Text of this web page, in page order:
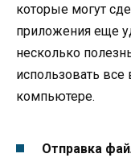
которые могут
приложения еще
несколько
использовать
компьютере.
Отправка